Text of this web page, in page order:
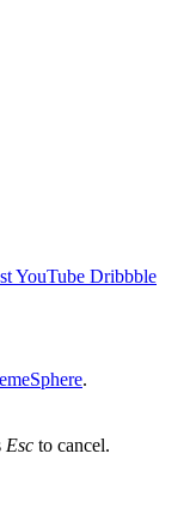
YouTube Dribbble
.
Esc to cancel.